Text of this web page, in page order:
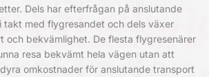
Dels har efterfrågan på anslutande
takt med flygresandet och dels växer
och bekvämlighet. De flesta flygresenärer
resa bekvämt hela vägen utan att
omkostnader för anslutande transport